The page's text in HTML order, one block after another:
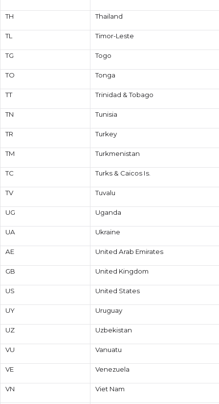
TH Thailand
TL Timor-Leste
TG Togo
TO Tonga
TT Trinidad & Tobago
TN Tunisia
TR Turkey
TM Turkmenistan
TC Turks & Caicos Is.
TV Tuvalu
UG Uganda
UA Ukraine
AE United Arab Emirates
GB United Kingdom
US United States
UY Uruguay
UZ Uzbekistan
VU Vanuatu
VE Venezuela
VN Viet Nam